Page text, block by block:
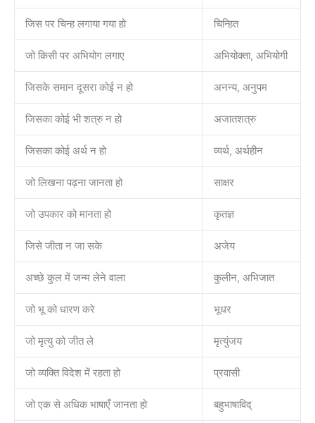
जिस पर चिन्ह लगाया गया हो चिन्हित
जो किसी पर अभियोग लगाए अभियोक्ता, अभियोगी
जिसके समान दूसरा कोई न हो अनन्य, अनुपम
जिसका कोई भी शत्रु न हो अजातशत्रु
जिसका कोई अर्थ न हो व्यर्थ, अर्थहीन
जो लिखना पढ़ना जानता हो साक्षर
जो उपकार को मानता हो कृतज्ञ
जिसे जीता न जा सके अजेय
अच्छे कुल में जन्म लेने वाला कुलीन, अभिजात
जो भू को धारण करे भूधर
जो मृत्यु को जीत ले मृत्युंजय
जो व्यक्ति विदेश में रहता हो प्रवासी
जो एक से अधिक भाषाएँ जानता हो बहुभाषाविद्